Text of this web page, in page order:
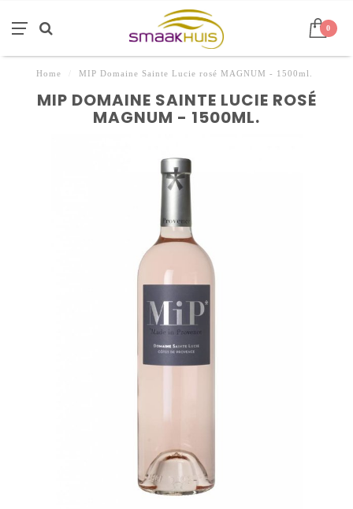
0
Home MIP Domaine Sainte Lucie rosé MAGNUM - 1500ml.
MIP DOMAINE SAINTE LUCIE ROSÉ
MAGNUM - 1500ML.